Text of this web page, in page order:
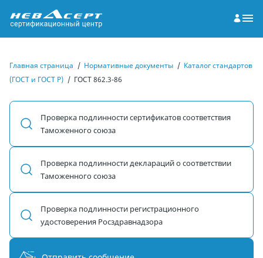
Главная страница / Нормативные документы / Каталог стандартов
(ГОСТ и ГОСТ Р) / ГОСТ 862.3-86
Проверка подлинности сертификатов соответствия
Таможенного союза
Проверка подлинности деклараций о соответствии
Таможенного союза
Проверка подлинности регистрационного
удостоверения Росздравнадзора